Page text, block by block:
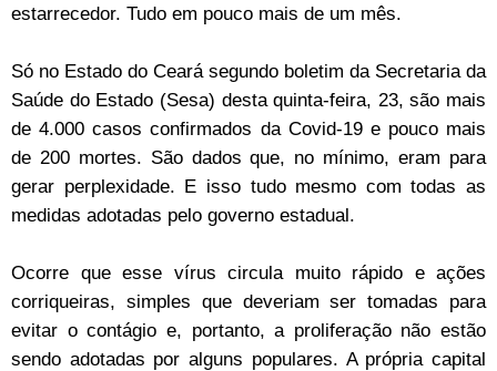
estarrecedor. Tudo em pouco mais de um mês.
Só no Estado do Ceará segundo boletim da Secretaria da
Saúde do Estado (Sesa) desta quinta-feira, 23, são mais
de 4.000 casos confirmados da Covid-19 e pouco mais
de 200 mortes. São dados que, no mínimo, eram para
gerar perplexidade. E isso tudo mesmo com todas as
medidas adotadas pelo governo estadual.
Ocorre que esse vírus circula muito rápido e ações
corriqueiras, simples que deveriam ser tomadas para
evitar o contágio e, portanto, a proliferação não estão
sendo adotadas por alguns populares. A própria capital